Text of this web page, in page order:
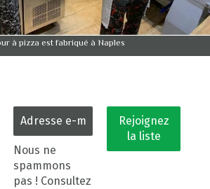
à pizza est fabriqué à Naples
Nous ne
spammons
pas ! Consultez